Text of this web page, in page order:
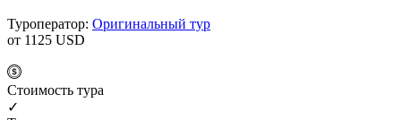
Туроператор: Оригинальный тур
от 1125 USD
Cтоимость тура
✓